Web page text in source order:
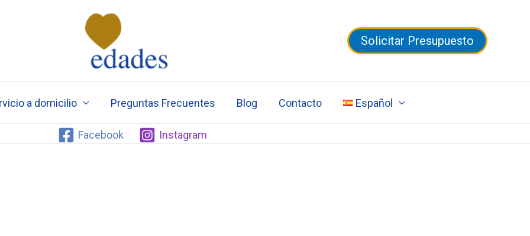
Solicitar Presupuesto
a domicilio Preguntas Frecuentes Blog Contacto Español
Facebook Instagram